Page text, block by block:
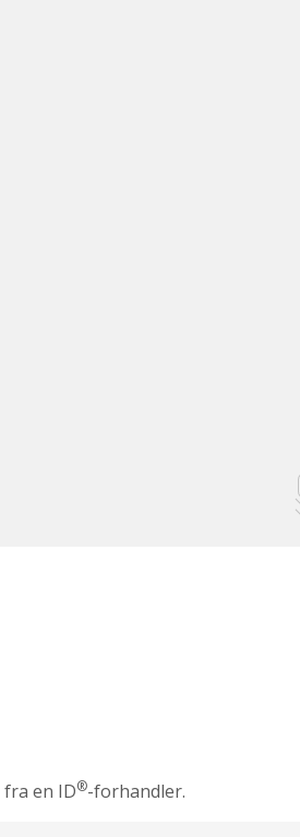
en ID®-forhandler.